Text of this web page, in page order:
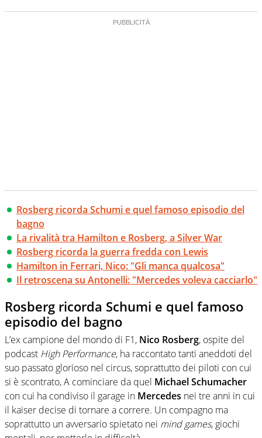
Rosberg ricorda Schumi e quel famoso episodio del
bagno
La rivalità tra Hamilton e Rosberg, a Silver War
Rosberg ricorda la guerra fredda con Lewis
Hamilton in Ferrari, Nico: "Gli manca qualcosa"
Il retroscena su Antonelli: "Mercedes voleva cacciarlo"
Rosberg ricorda Schumi e quel famoso
episodio del bagno
L’ex campione del mondo di F1, Nico Rosberg, ospite del
podcast High Performance, ha raccontato tanti aneddoti del
suo passato glorioso nel circus, soprattutto dei piloti con cui
si è scontrato, A cominciare da quel Michael Schumacher
con cui ha condiviso il garage in Mercedes nei tre anni in cui
il kaiser decise di tornare a correre. Un compagno ma
soprattutto un avversario spietato nei mind games, giochi